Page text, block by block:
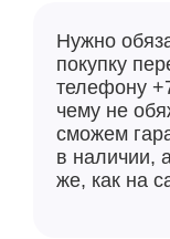
доступа к
Аир
но и
Нужно
покупку
телефону
чему не
сможем
в наличии,
же, как на